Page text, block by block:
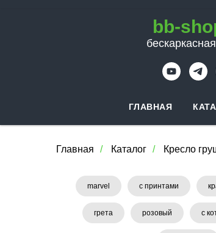
bb-
ГЛАВНАЯ
Главная / Каталог / Кресло
marvel с принтами
грета розовый с